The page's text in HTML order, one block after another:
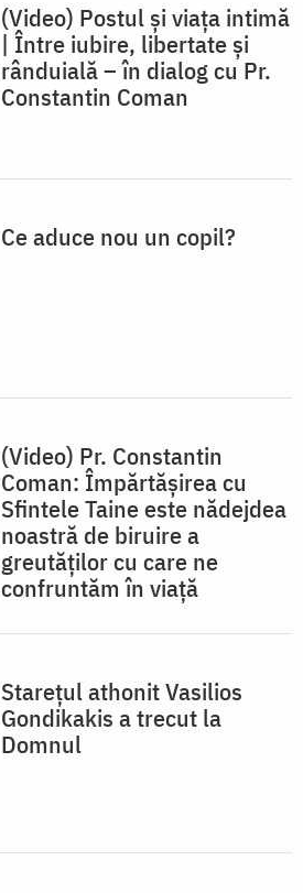
(Video) Postul și viața intimă
| Între iubire, libertate și
rânduială – în dialog cu Pr.
Constantin Coman
Ce aduce nou un copil?
(Video) Pr. Constantin
Coman: Împărtășirea cu
Sfintele Taine este nădejdea
noastră de biruire a
greutăților cu care ne
confruntăm în viață
Starețul athonit Vasilios
Gondikakis a trecut la
Domnul